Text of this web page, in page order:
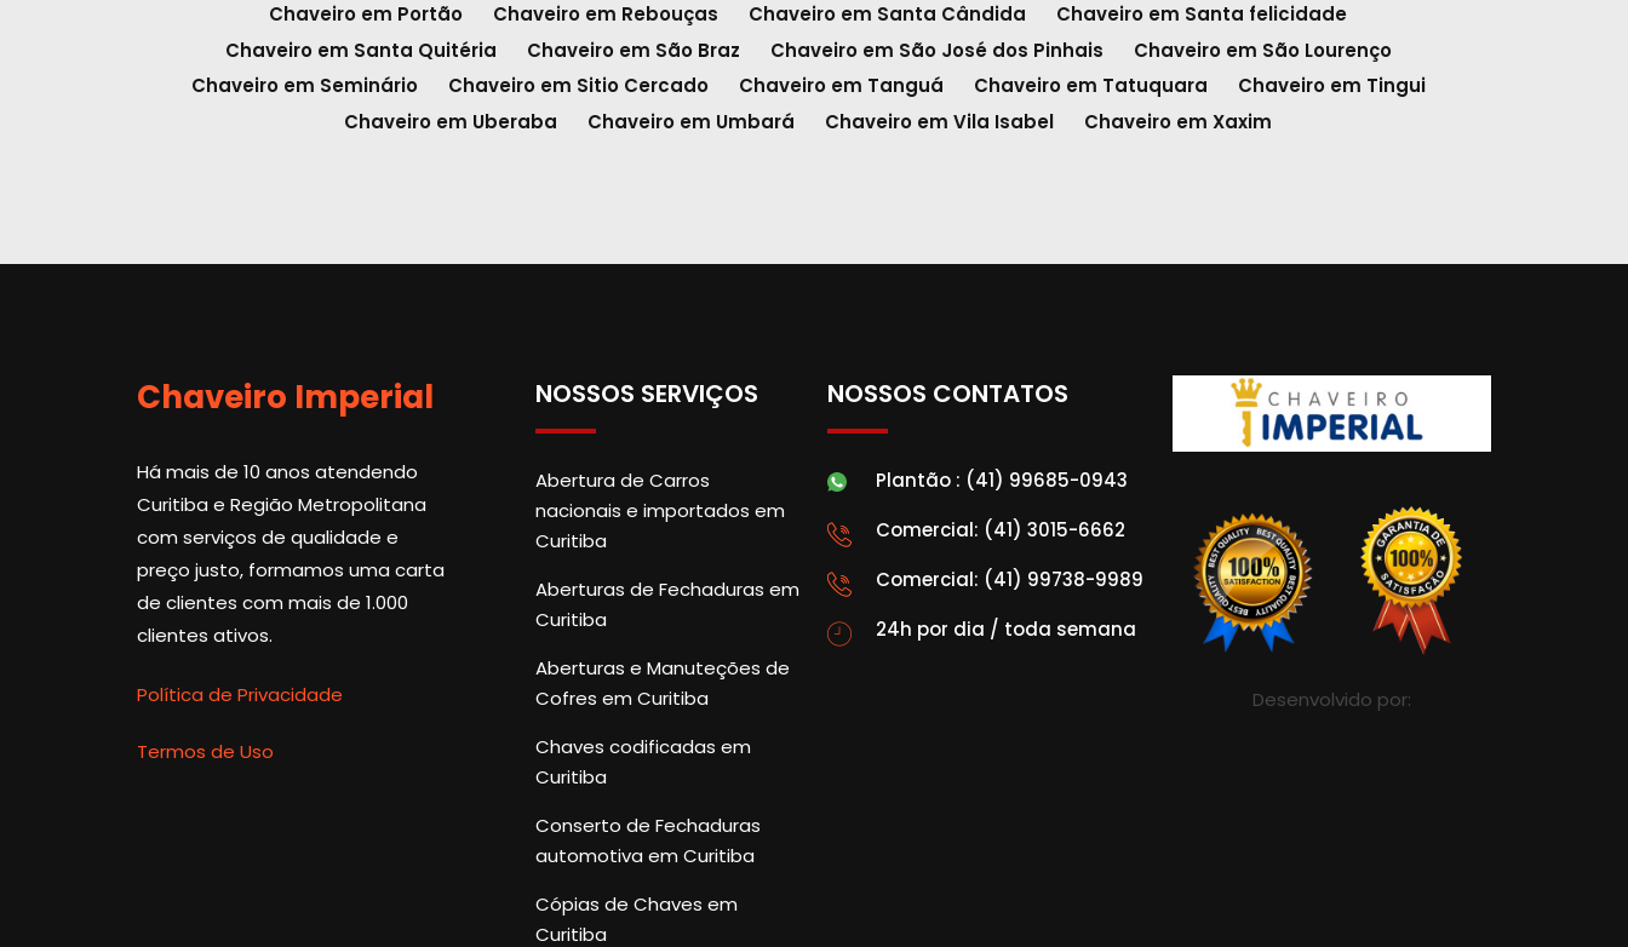
Chaveiro em Portão
Chaveiro em Rebouças Chaveiro em Santa Cândida
Chaveiro em Santa felicidade
Chaveiro em Santa Quitéria
Chaveiro em São Braz Chaveiro em São José dos Pinhais
Chaveiro em São Lourenço
Chaveiro em Seminário
Chaveiro em Sitio Cercado Chaveiro em Tanguá Chaveiro em Tatuquara
Chaveiro em Tingui
Chaveiro em Uberaba
Chaveiro em Umbará Chaveiro em Vila Isabel Chaveiro em Xaxim
Chaveiro Imperial
Há mais de 10 anos atendendo
Curitiba e Região Metropolitana
com serviços de qualidade e
preço justo, formamos uma carta
de clientes com mais de 1.000
clientes ativos.
Política de Privacidade
Termos de Uso
NOSSOS SERVIÇOS
Abertura de Carros
nacionais e importados em
Curitiba
Aberturas de Fechaduras em
Curitiba
Aberturas e Manuteções de
Cofres em Curitiba
Chaves codificadas em
Curitiba
Conserto de Fechaduras
automotiva em Curitiba
Cópias de Chaves em
Curitiba
NOSSOS CONTATOS
Plantão : (41) 99685-0943
Comercial: (41) 3015-6662
Comercial: (41) 99738-9989
24h por dia / toda semana
Desenvolvido por: